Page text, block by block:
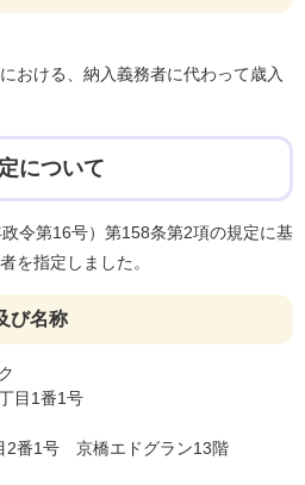
おける、納入義務者に代わって歳入
について
令第16号）第158条第2項の規定に基
を指定しました。
び名称
目1番1号
2番1号 京橋エドグラン13階